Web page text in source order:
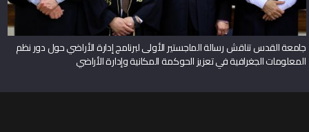
جامعة القدس تناقش رسالة الماجستير الأولى لبرنامج إدارة الأراضي حول دور نظم
المعلومات الجغرافية في تعزيز الحوكمة المكانية وإدارة الأراضي